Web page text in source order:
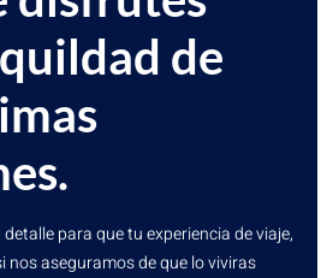
de
para que tu experiencia de viaje,
nos aseguramos de que lo viviras